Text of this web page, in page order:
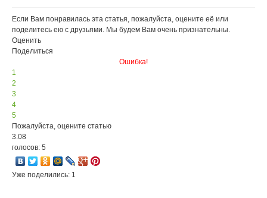
Если Вам понравилась эта статья, пожалуйста, оцените её или
поделитесь ею с друзьями. Мы будем Вам очень признательны.
Оценить
Поделиться
Ошибка!
1
2
3
4
5
Пожалуйста, оцените статью
3.08
голосов: 5
Уже поделились: 1